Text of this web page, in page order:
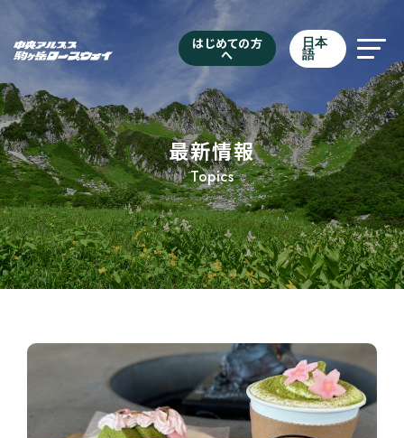
はじめての方
へ
日本
語
最新情報
Topics